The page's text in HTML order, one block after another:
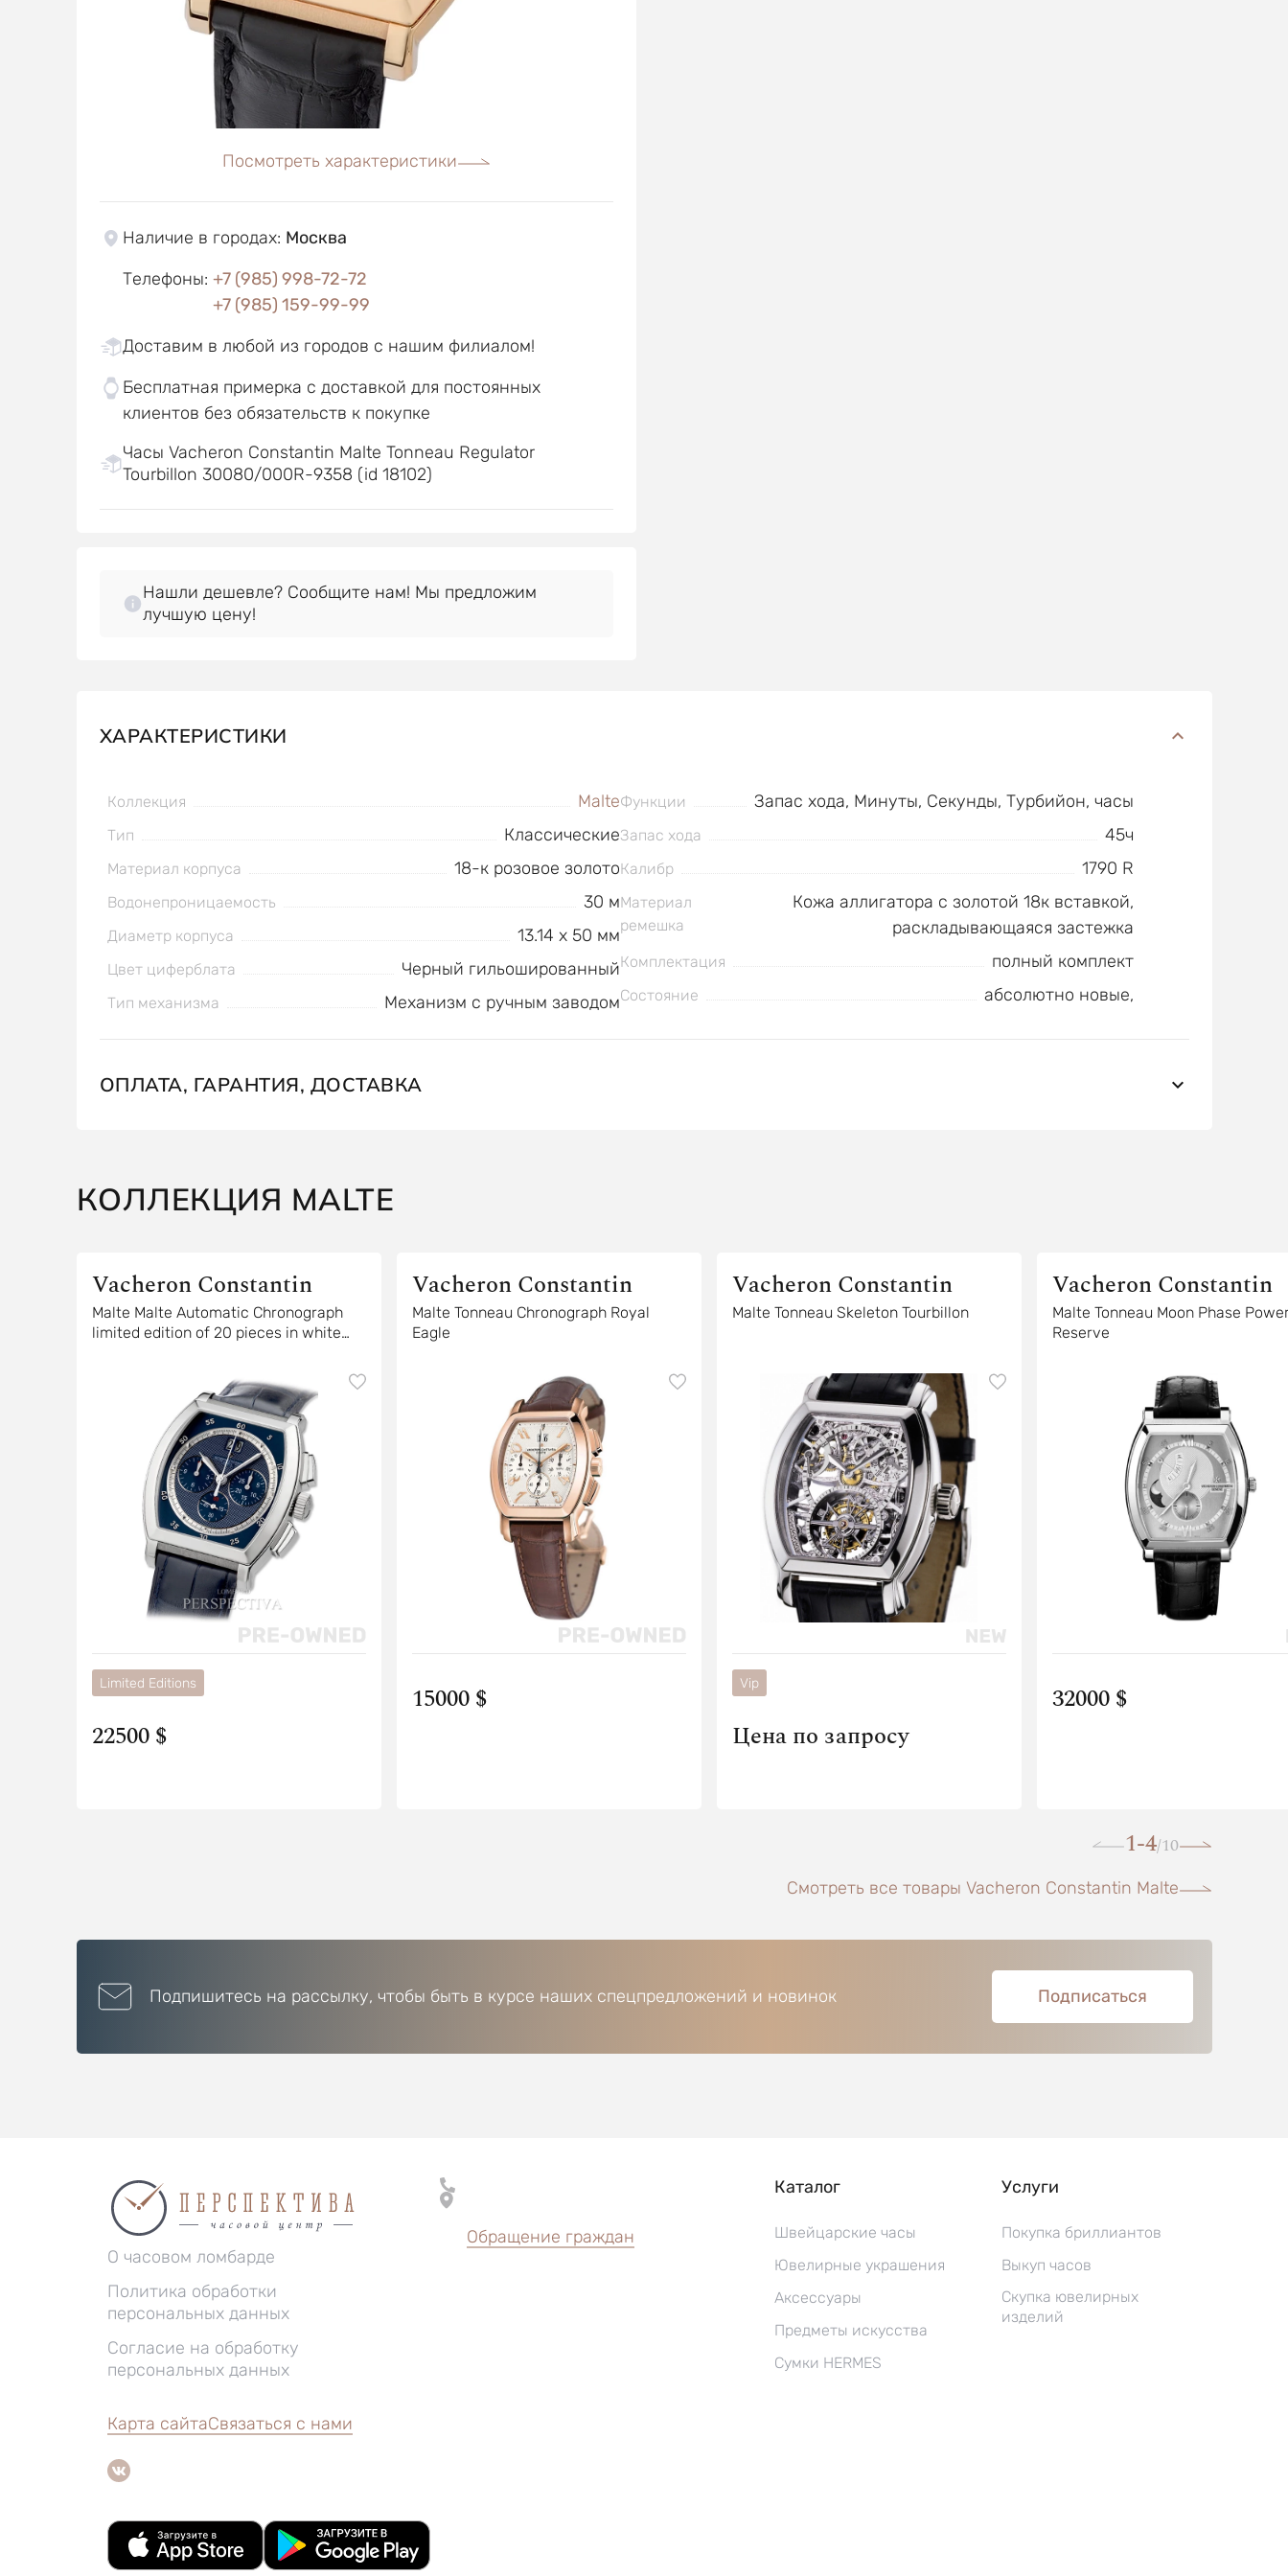
Посмотреть характеристики
Наличие в городах: Москва
Телефоны: +7 (985) 998-72-72
+7 (985) 159-99-99
Доставим в любой из городов с нашим филиалом!
Бесплатная примерка с доставкой для постоянных
клиентов без обязательств к покупке
Часы Vacheron Constantin Malte Tonneau Regulator
Tourbillon 30080/000R-9358 (id 18102)
Нашли дешевле? Сообщите нам! Мы предложим
лучшую цену!
ХАРАКТЕРИСТИКИ
Коллекция Malte
Тип Классические
Материал корпуса 18-к розовое золото
Водонепроницаемость 30 м
Диаметр корпуса 13.14 x 50 мм
Цвет циферблата Черный гильошированный
Тип механизма Механизм с ручным заводом
Функции Запас хода, Минуты, Секунды, Турбийон, часы
Запас хода 45ч
Калибр 1790 R
Материал
ремешка
Кожа аллигатора с золотой 18к вставкой,
раскладывающаяся застежка
Комплектация полный комплект
Состояние абсолютно новые,
ОПЛАТА, ГАРАНТИЯ, ДОСТАВКА
КОЛЛЕКЦИЯ MALTE
Vacheron Constantin
Malte Malte Automatic Chronograph
limited edition of 20 pieces in white
Limited Editions
22500 $
Vacheron Constantin
Malte Tonneau Chronograph Royal
Eagle
15000 $
Vacheron Constantin
Malte Tonneau Skeleton Tourbillon
Vip
Цена по запросу
Vacheron Constantin
Malte Tonneau Moon Phase
Reserve
32000 $
1-4/10
Смотреть все товары Vacheron Constantin Malte
Подпишитесь на рассылку, чтобы быть в курсе наших спецпредложений и новинок Подписаться
О часовом ломбарде
Политика обработки
персональных данных
Согласие на обработку
персональных данных
Обращение граждан
Каталог
Швейцарские часы
Ювелирные украшения
Аксессуары
Предметы искусства
Сумки HERMES
Услуги
Покупка бриллиантов
Выкуп часов
Скупка ювелирных
изделий
Карта сайтаСвязаться с нами